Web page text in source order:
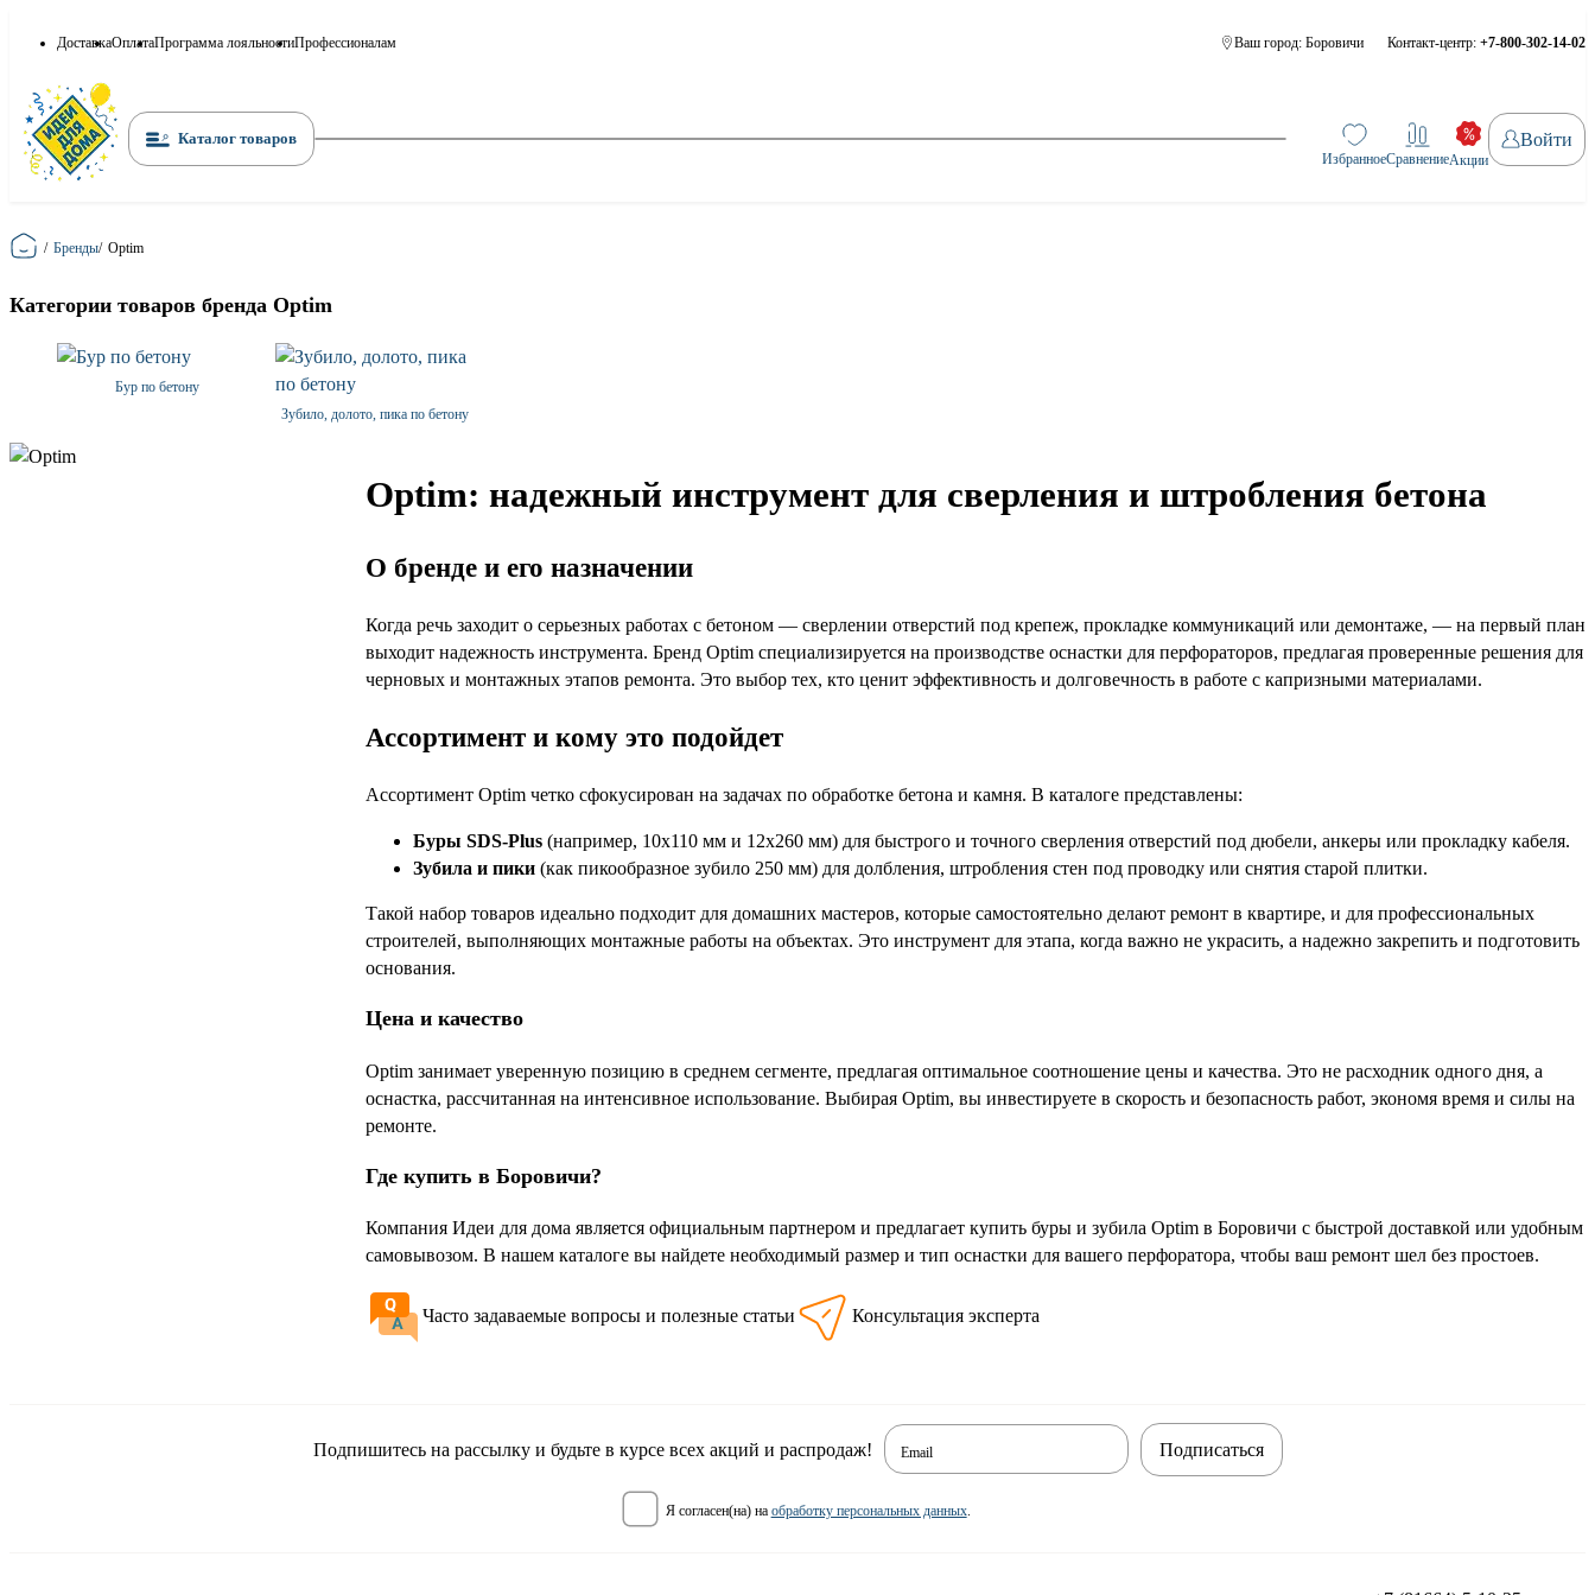
ДоставкаОплатаПрограмма лояльностиПрофессионалам Ваш город: Боровичи Контакт-центр: +7-800-302-14-02
Каталог товаров
ИзбранноеСравнениеАкции
Войти
Главная
/ Бренды/ Optim
Категории товаров бренда Optim
Бур по бетону
Зубило, долото, пика по бетону
Optim: надежный инструмент для сверления и штробления бетона
О бренде и его назначении
Когда речь заходит о серьезных работах с бетоном — сверлении отверстий под крепеж, прокладке коммуникаций или демонтаже, — на первый план
выходит надежность инструмента. Бренд Optim специализируется на производстве оснастки для перфораторов, предлагая проверенные решения для
черновых и монтажных этапов ремонта. Это выбор тех, кто ценит эффективность и долговечность в работе с капризными материалами.
Ассортимент и кому это подойдет
Ассортимент Optim четко сфокусирован на задачах по обработке бетона и камня. В каталоге представлены:
Буры SDS-Plus (например, 10х110 мм и 12х260 мм) для быстрого и точного сверления отверстий под дюбели, анкеры или прокладку кабеля.
Зубила и пики (как пикообразное зубило 250 мм) для долбления, штробления стен под проводку или снятия старой плитки.
Такой набор товаров идеально подходит для домашних мастеров, которые самостоятельно делают ремонт в квартире, и для профессиональных
строителей, выполняющих монтажные работы на объектах. Это инструмент для этапа, когда важно не украсить, а надежно закрепить и подготовить
основания.
Цена и качество
Optim занимает уверенную позицию в среднем сегменте, предлагая оптимальное соотношение цены и качества. Это не расходник одного дня, а
оснастка, рассчитанная на интенсивное использование. Выбирая Optim, вы инвестируете в скорость и безопасность работ, экономя время и силы на
ремонте.
Где купить в Боровичи?
Компания Идеи для дома является официальным партнером и предлагает купить буры и зубила Optim в Боровичи с быстрой доставкой или удобным
самовывозом. В нашем каталоге вы найдете необходимый размер и тип оснастки для вашего перфоратора, чтобы ваш ремонт шел без простоев.
Часто задаваемые вопросы и полезные статьи Консультация эксперта
Подпишитесь на рассылку и будьте в курсе всех акций и распродаж! Email
я согласен(на) на обработку персональных данных.
Подписаться